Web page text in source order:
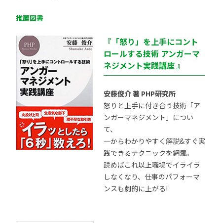
推薦図書
『「怒り」を上手にコント
ロールする技術 アンガーマ
ネジメント実践講座 』
安藤俊介 著 PHP研究所
怒りと上手に付き合う技術「ア
ンガーマネジメント」につい
て、
一からわかりやすく解説&すぐ実
践できるテクニックを網羅。
読めばこれ以上職場でイライラ
しなくなり、仕事のパフォーマ
ンスも劇的に上がる!